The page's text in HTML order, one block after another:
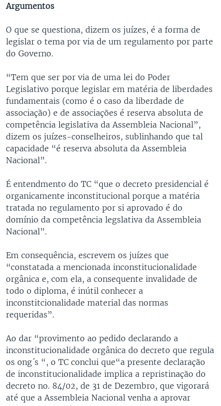
Argumentos
O que se questiona, dizem os juízes, é a forma de
legislar o tema por via de um regulamento por parte
do Governo.
“Tem que ser por via de uma lei do Poder
Legislativo porque legislar em matéria de liberdades
fundamentais (como é o caso da liberdade de
associação) e de associações é reserva absoluta de
competência legislativa da Assembleia Nacional”,
dizem os juízes-conselheiros, sublinhando que tal
capacidade “é reserva absoluta da Assembleia
Nacional”.
É entendmento do TC “que o decreto presidencial é
organicamente inconstitucional porque a matéria
tratada no regulamento por si aprovado é do
domínio da competência legslativa da Assembleia
Nacional”.
Em consequência, escrevem os juízes que
“constatada a mencionada inconstitucionalidade
orgânica e, com ela, a consequente invalidade de
todo o diploma, é inútil conhecer a
inconstitcionalidade material das normas
requeridas”.
Ao dar “provimento ao pedido declarando a
inconstitucionalidade orgânica do decreto que regula
os ong´s “, o TC conclui que“a presente declaração
de inconstitucionalidade implica a repristinação do
decreto no. 84/02, de 31 de Dezembro, que vigorará
até que a Assembleia Nacional venha a aprovar